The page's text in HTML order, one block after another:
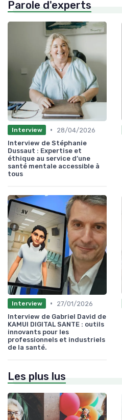
Parole d'experts
Interview •
28/04/2026
Interview de Stéphanie
Dussaut : Expertise et
éthique au service d’une
santé mentale accessible à
tous
Interview •
27/01/2026
Interview de Gabriel David de
KAMUI DIGITAL SANTE : outils
innovants pour les
professionnels et industriels
de la santé.
Les plus lus